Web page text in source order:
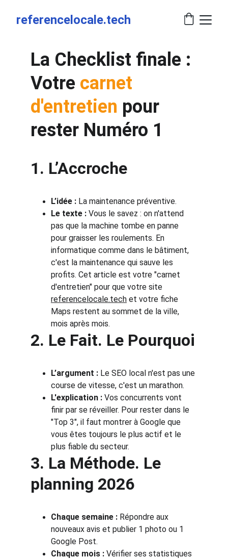
referencelocale.tech
La Checklist finale :
Votre carnet
d'entretien pour
rester Numéro 1
1. L’Accroche
L’idée : La maintenance préventive.
Le texte : Vous le savez : on n'attend
pas que la machine tombe en panne
pour graisser les roulements. En
informatique comme dans le bâtiment,
c'est la maintenance qui sauve les
profits. Cet article est votre "carnet
d'entretien" pour que votre site
referencelocale.tech et votre fiche
Maps restent au sommet de la ville,
mois après mois.
2. Le Fait. Le Pourquoi
L’argument : Le SEO local n'est pas une
course de vitesse, c'est un marathon.
L'explication : Vos concurrents vont
finir par se réveiller. Pour rester dans le
"Top 3", il faut montrer à Google que
vous êtes toujours le plus actif et le
plus fiable du secteur.
3. La Méthode. Le
planning 2026
Chaque semaine : Répondre aux
nouveaux avis et publier 1 photo ou 1
Google Post.
Chaque mois : Vérifier ses statistiques